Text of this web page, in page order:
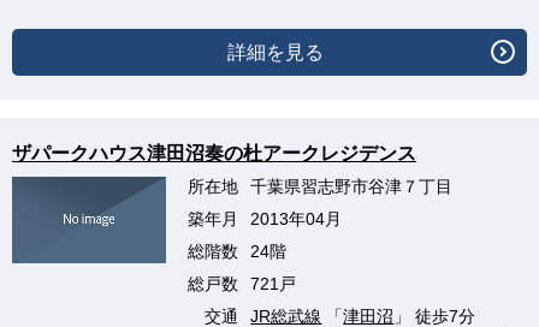
詳細を見る
ザパークハウス津田沼奏の杜アークレジデンス
所在地
千葉県習志野市谷津７丁目
築年月
2013年04月
総階数
24階
総戸数
721戸
交通
JR総武線 「津田沼 」 徒歩7分